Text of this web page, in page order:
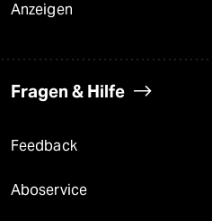
Anzeigen
Fragen & Hilfe
Feedback
Aboservice